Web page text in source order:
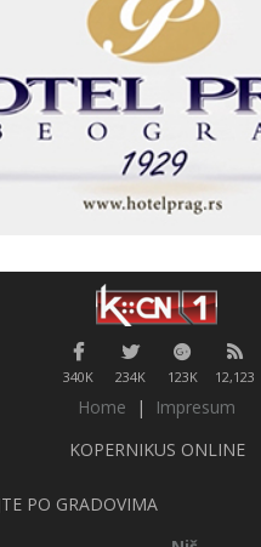
340K 234K 123K 12,123
Home |
Impresum
KOPERNIKUS ONLINE
PO GRADOVIMA